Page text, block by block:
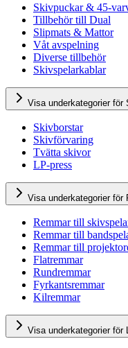
Skivpuckar & 45-
Tillbehör till Dual
Slipmats & Mattor
Våt avspelning
Diverse tillbehör
Skivspelarkablar
Visa underkategorier för
Skivborstar
Skivförvaring
Tvätta skivor
LP-press
Visa underkategorier för
Remmar till
Remmar till
Remmar till
Flatremmar
Rundremmar
Fyrkantsremmar
Kilremmar
Visa underkategorier för